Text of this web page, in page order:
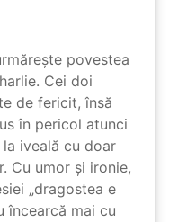
povestea
Cei doi
de fericit, însă
în pericol atunci
iveală cu doar
Cu umor și ironie,
„dragostea e
încearcă mai cu